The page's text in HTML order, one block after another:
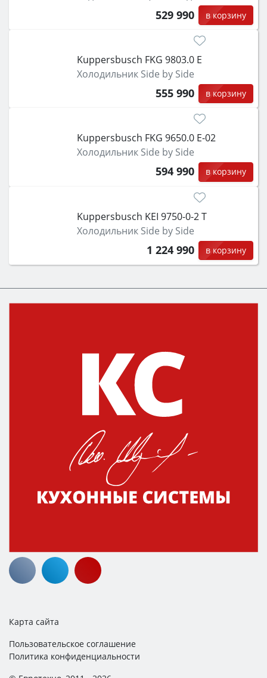
529 990 в корзину
Kuppersbusch FKG 9803.0 E
Холодильник Side by Side
555 990 в корзину
Kuppersbusch FKG 9650.0 E-02
Холодильник Side by Side
594 990 в корзину
Kuppersbusch KEI 9750-0-2 T
Холодильник Side by Side
1 224 990 в корзину
Карта сайта
Пользовательское соглашение
Политика конфиденциальности